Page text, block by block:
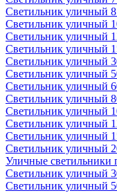
Светильник уличный
Светильник уличный
Светильник уличный
Светильник уличный
Светильник уличный
Светильник уличный
Светильник уличный
Светильник уличный
Светильник уличный
Светильник уличный
Светильник уличный
Светильник уличный
Уличные светильники
Cветильник уличный
Cветильник уличный